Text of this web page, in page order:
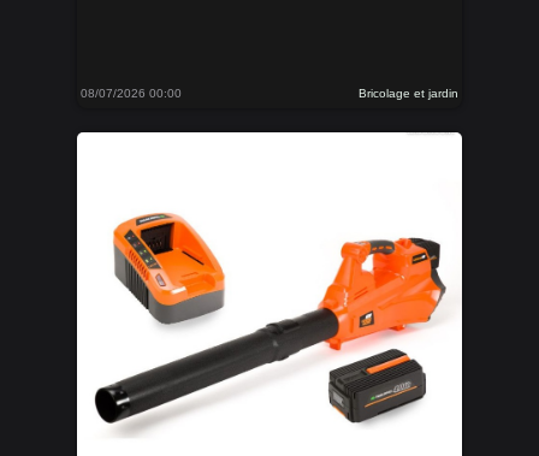
08/07/2026 00:00 Bricolage et jardin